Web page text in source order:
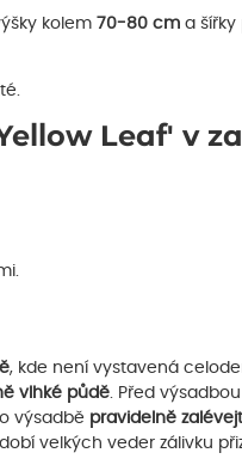
kolem 70-80 cm a šířky
Leaf' v
, kde není vystavená
vlhké půdě. Před
výsadbě pravidelně
velkých veder zálivku